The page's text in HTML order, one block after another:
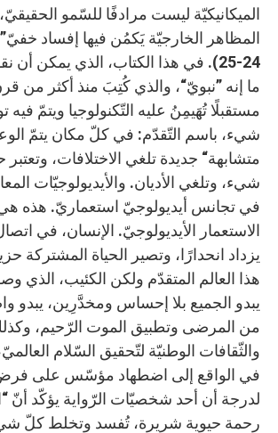
الميكانيكيّة ليست مرادفًا للسّمو
24-25). في هذا الكتاب، الذي يمكن أن
ما إنه ”نبويّ“، والذي كُتِبَ منذ أكثر من
مستقبلًا تُهَيمِنُ عليه التّكنولوجيا ويتمّ
شيء، باسم التّقدّم: في كلّ مكان يتمّ
متشابهة“ جديدة تلغي الاختلافات،
شيء، وتلغي الأديان. والأيديولوجيّات
في تجانس أيديولوجيّ استعماريّ. هذه هي
الاستعمار الأيديولوجيّ. الإنسان، في
يزداد انحدارًا، وتصير الحياة المشتركة
هذا العالم المتقدّم ولكن الكئيب، الذي
يبدو الجميع بلا إحساس ومخدَّرِين، يبدو
من المرضى وتطبيق الموت الرّحيم،
والثّقافات الوطنيّة لتّحقيق السّلام
في الواقع إلى اضطهاد مؤسّس على فرض
لدرجة أن أحد شخصيّات الرّواية يؤكّد أنّ
رحمة حيوية شريرة، تُفسد وتخلط كلّ